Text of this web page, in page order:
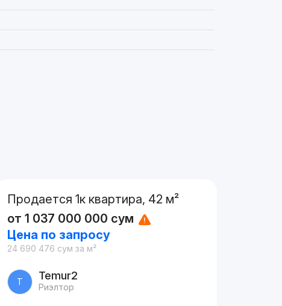
Продается 1к квартира, 42 м²
от 1 037 000 000 сум
Цена по запросу
24 690 476 сум за м²
T Temur2
Риэлтор